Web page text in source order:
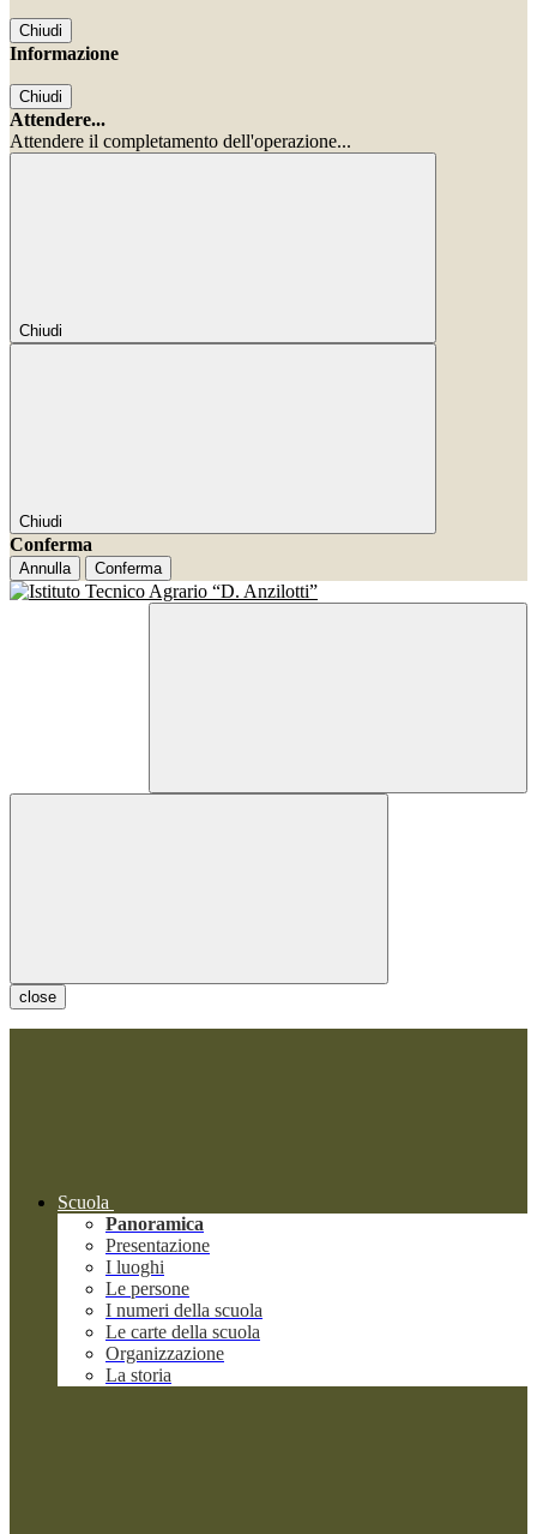
Chiudi
Informazione
Chiudi
Attendere...
Attendere il completamento dell'operazione...
Chiudi
Chiudi
Conferma
Annulla Conferma
close
Scuola
Panoramica
Presentazione
I luoghi
Le persone
I numeri della scuola
Le carte della scuola
Organizzazione
La storia